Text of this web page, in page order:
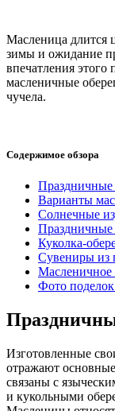
Масленица длится
зимы и ожидание
впечатления
масленичные
чучела.
Содержимое обзора
Праздничные
Варианты
Солнечные
Куколка-
Сувениры из
Масленичное
Фото
Изготовленные
отражают
связаны с
и кукольными